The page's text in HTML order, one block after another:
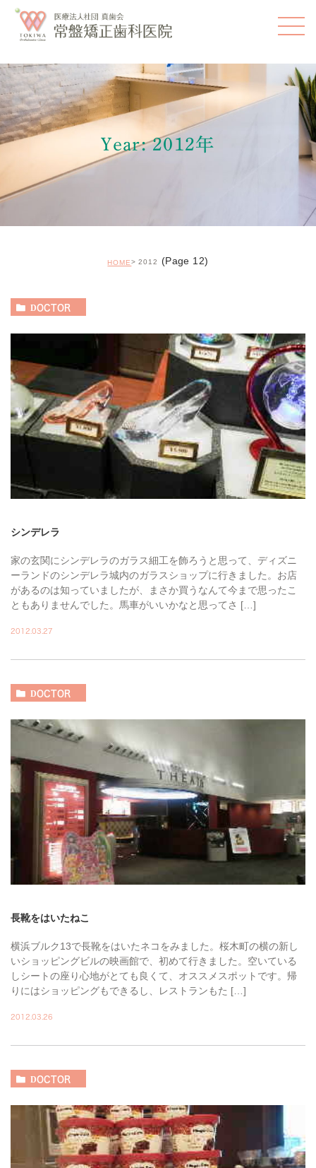
Year: 2012年
HOME 2012 (Page 12)
DOCTOR
シンデレラ
家の玄関にシンデレラのガラス細工を飾ろうと思って、ディズニ
ーランドのシンデレラ城内のガラスショップに行きました。お店
があるのは知っていましたが、まさか買うなんて今まで思ったこ
ともありませんでした。馬車がいいかなと思ってさ […]
2012.03.27
DOCTOR
長靴をはいたねこ
横浜ブルク13で長靴をはいたネコをみました。桜木町の横の新し
いショッピングビルの映画館で、初めて行きました。空いている
しシートの座り心地がとても良くて、オススメスポットです。帰
りにはショッピングもできるし、レストランもた […]
2012.03.26
DOCTOR